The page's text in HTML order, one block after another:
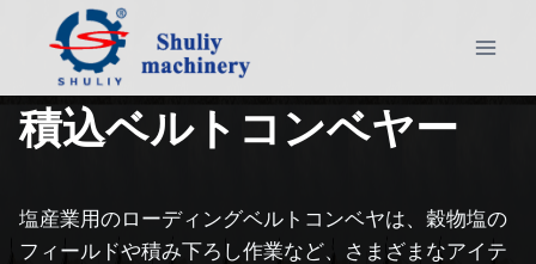
キ積込ベルトコンベヤー
塩産業用のローディングベルトコンベヤは、穀物塩の
フィールドや積み下ろし作業など、さまざまなアイテ